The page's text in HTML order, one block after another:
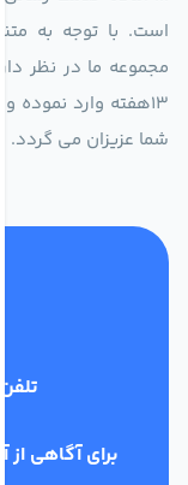
است. با توجه به
مجموعه ما در نظر
13هفته وارد
شما عزیزان می گردد.
برای آگاهی از